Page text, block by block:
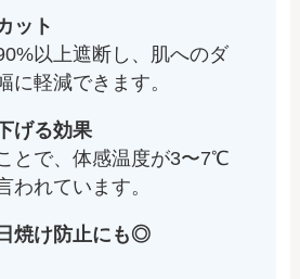
ット
以上遮断し、肌へのダ
に軽減できます。
げる効果
とで、体感温度が3〜7℃
われています。
焼け防止にも◎